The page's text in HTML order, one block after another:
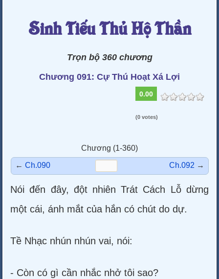
Sinh Tiếu Thủ Hộ Thần
Trọn bộ 360 chương
Chương 091: Cự Thú Hoạt Xá Lợi
0.00
(0 votes)
Chương (1-360)
← Ch.090 Ch.092 →
Nói đến đây, đột nhiên Trát Cách Lỗ dừng
một cái, ánh mắt của hắn có chút do dự.
Tề Nhạc nhún nhún vai, nói:
- Còn có gì cần nhắc nhở tôi sao?